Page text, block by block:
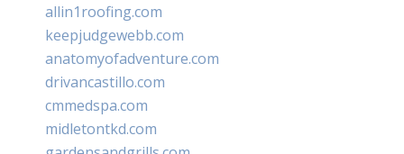
allin1roofing.com
keepjudgewebb.com
anatomyofadventure.com
drivancastillo.com
cmmedspa.com
midletontkd.com